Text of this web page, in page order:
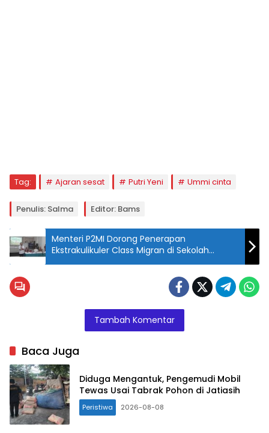
Tag: Ajaran sesat Putri Yeni Ummi cinta
Penulis: Salma Editor: Bams
Menteri P2MI Dorong Penerapan
Ekstrakulikuler Class Migran di Sekolah
Rakyat Bekasi
Tambah Komentar
Baca Juga
Diduga Mengantuk, Pengemudi Mobil
Tewas Usai Tabrak Pohon di Jatiasih
Peristiwa 2026-08-08